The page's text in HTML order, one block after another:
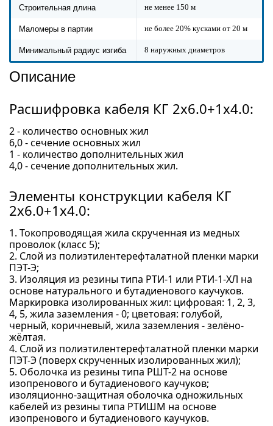
Строительная длина не менее 150 м
Маломеры в партии не более 20% кусками от 20 м
Минимальный радиус изгиба 8 наружных диаметров
Описание
Расшифровка кабеля КГ 2x6.0+1x4.0:
2 - количество основных жил
6,0 - сечение основных жил
1 - количество дополнительных жил
4,0 - сечение дополнительных жил.
Элементы конструкции кабеля КГ
2x6.0+1x4.0:
1. Токопроводящая жила скрученная из медных
проволок (класс 5);
2. Слой из полиэтилентерефталатной пленки марки
ПЭТ-Э;
3. Изоляция из резины типа РТИ-1 или РТИ-1-ХЛ на
основе натурального и бутадиенового каучуков.
Маркировка изолированных жил: цифровая: 1, 2, 3,
4, 5, жила заземления - 0; цветовая: голубой,
черный, коричневый, жила заземления - зелёно-
жёлтая.
4. Слой из полиэтилентерефталатной пленки марки
ПЭТ-Э (поверх скрученных изолированных жил);
5. Оболочка из резины типа РШТ-2 на основе
изопренового и бутадиенового каучуков;
изоляционно-защитная оболочка одножильных
кабелей из резины типа РТИШМ на основе
изопренового и бутадиенового каучуков.